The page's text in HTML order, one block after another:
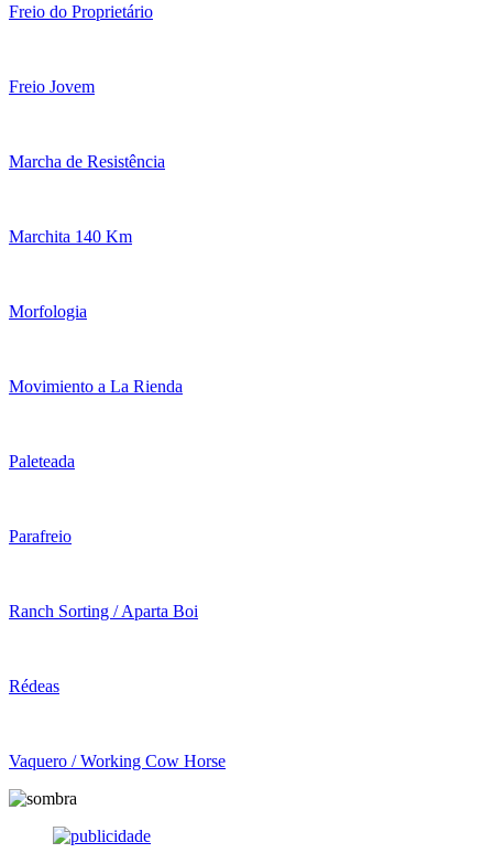
Freio do Proprietário
Freio Jovem
Marcha de Resistência
Marchita 140 Km
Morfologia
Movimiento a La Rienda
Paleteada
Parafreio
Ranch Sorting / Aparta Boi
Rédeas
Vaquero / Working Cow Horse